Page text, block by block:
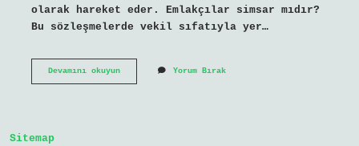
olarak hareket eder. Emlakçılar simsar mıdır?
Bu sözleşmelerde vekil sıfatıyla yer…
Devamını okuyunKimler
Yorum Bırak
Sitemap